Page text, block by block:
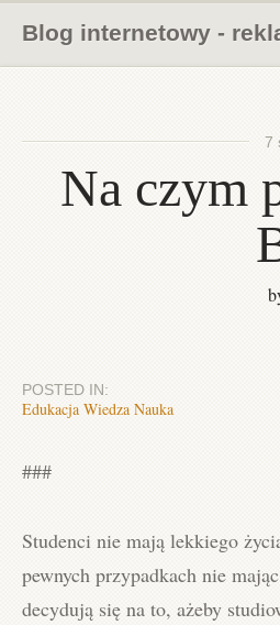
Blog internetowy -
7
Na czym
POSTED IN:
Edukacja Wiedza Nauka
###
Studenci nie mają lekkiego
pewnych przypadkach nie
decydują się na to, ażeby